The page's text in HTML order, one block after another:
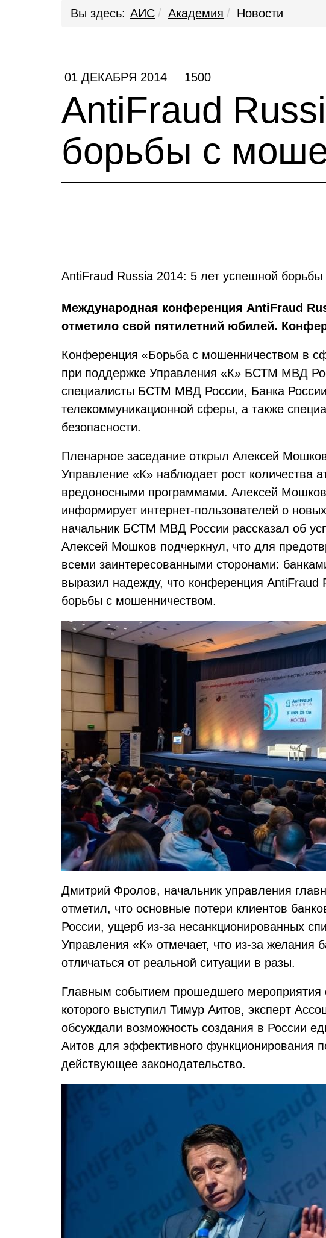
Вы здесь: АИС Академия Новости
01 ДЕКАБРЯ 2014 1500
AntiFraud
борьбы с
AntiFraud Russia 2014: 5 лет успешной
Международная конференция AntiFraud
отметило свой пятилетний юбилей.
Конференция «Борьба с мошенничеством в
при поддержке Управления «К» БСТМ МВД
специалисты БСТМ МВД России, Банка
телекоммуникационной сферы, а также
безопасности.
Пленарное заседание открыл Алексей
Управление «К» наблюдает рост количества
вредоносными программами. Алексей
информирует интернет-пользователей о
начальник БСТМ МВД России рассказал об
Алексей Мошков подчеркнул, что для
всеми заинтересованными сторонами:
выразил надежду, что конференция AntiFraud
борьбы с мошенничеством.
Дмитрий Фролов, начальник управления
отметил, что основные потери клиентов
России, ущерб из-за несанкционированных
Управления «К» отмечает, что из-за желания
отличаться от реальной ситуации в разы.
Главным событием прошедшего мероприятия
которого выступил Тимур Аитов, эксперт
обсуждали возможность создания в России
Аитов для эффективного функционирования
действующее законодательство.